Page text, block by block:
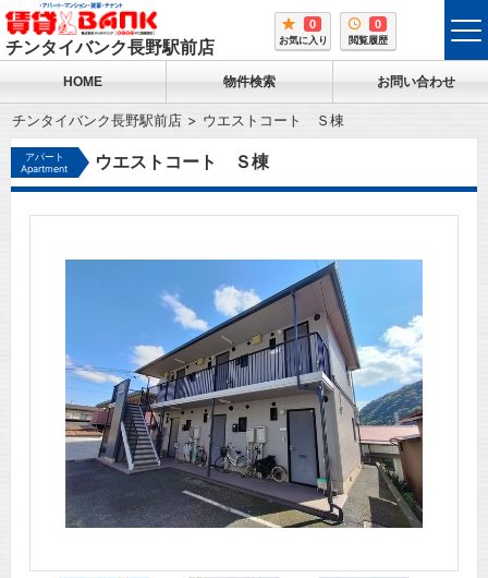
チンタイバンク長野駅前店
0
お気に入り
0
閲覧履歴
HOME 物件検索 お問い合わせ
チンタイバンク長野駅前店 ウエストコート Ｓ棟
アパート
Apartment
ウエストコート Ｓ棟